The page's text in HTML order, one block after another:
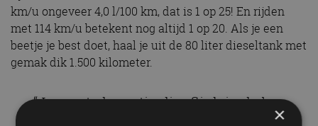
“Je moet als particulier flink in de bus
blazen.”
Opel levert hem met grijs of geel kenteken. Op grijs
×